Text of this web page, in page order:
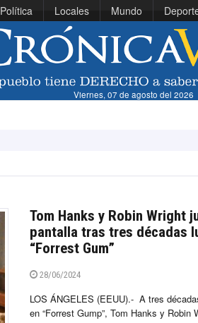
Política Locales Mundo
Viernes, 07 de agosto del 2026
Tom Hanks y Robin Wright
pantalla tras tres décadas
“Forrest Gum”
28/06/2024
LOS ÁNGELES (EEUU).- A tres
en “Forrest Gump”, Tom Hanks y Robin